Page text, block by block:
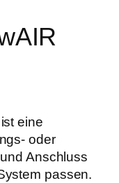
eine
oder
Anschluss
passen.